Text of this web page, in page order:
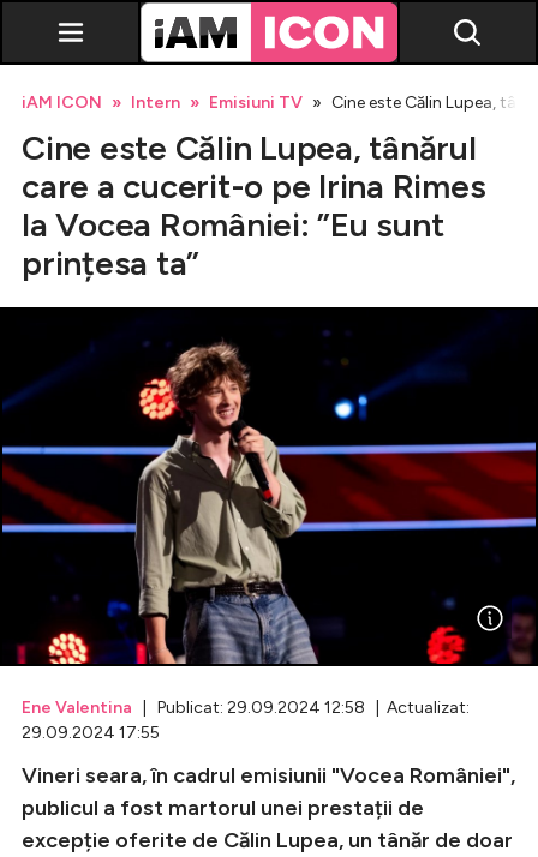
Vedete
Evenimente
Emisiuni TV
Horoscop
Lifestyle
Celebrități
Breaking News
iAM ICON Intern Emisiuni TV Cine este Călin Lupea,
Cine este Călin Lupea, tânărul
care a cucerit-o pe Irina Rimes
la Vocea României: ”Eu sunt
prințesa ta”
Ene Valentina | Publicat: 29.09.2024 12:58 | Actualizat:
29.09.2024 17:55
Vineri seara, în cadrul emisiunii "Vocea României",
publicul a fost martorul unei prestații de
excepție oferite de Călin Lupea, un tânăr de doar